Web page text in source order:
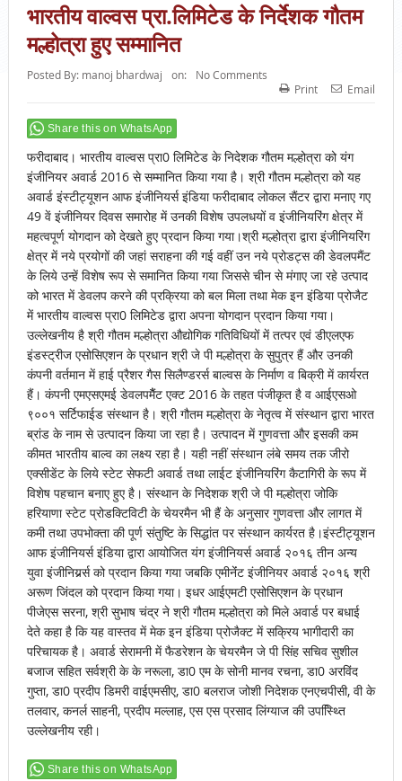
भारतीय वाल्वस प्रा.लिमिटेड के निर्देशक गौतम
मल्होत्रा हुए सम्मानित
Posted By: manoj bhardwaj on:
No Comments
Print
Email
Share this on WhatsApp
फरीदाबाद। भारतीय वाल्वस प्रा0 लिमिटेड के निदेशक गौतम मल्होत्रा को यंग
इंजीनियर अवार्ड 2016 से सम्मानित किया गया है। श्री गौतम मल्होत्रा को यह
अवार्ड इंस्टीट्यूशन आफ इंजीनियर्स इंडिया फरीदाबाद लोकल सैंटर द्वारा मनाए गए
49 वें इंजीनियर दिवस समारोह में उनकी विशेष उपलधयों व इंजीनियरिंग क्षेत्र में
महत्वपूर्ण योगदान को देखते हुए प्रदान किया गया।श्री मल्होत्रा द्वारा इंजीनियरिंग
क्षेत्र में नये प्रयोगों की जहां सराहना की गई वहीं उन नये प्रोडट्स की डेवलपमैंट
के लिये उन्हें विशेष रूप से समानित किया गया जिससे चीन से मंगाए जा रहे उत्पाद
को भारत में डेवलप करने की प्रक्रिया को बल मिला तथा मेक इन इंडिया प्रोजैट
में भारतीय वाल्वस प्रा0 लिमिटेड द्वारा अपना योगदान प्रदान किया गया।
उल्लेखनीय है श्री गौतम मल्होत्रा औद्योगिक गतिविधियों में तत्पर एवं डीएलएफ
इंडस्ट्रीज एसोसिएशन के प्रधान श्री जे पी मल्होत्रा के सुपुत्र हैं और उनकी
कंपनी वर्तमान में हाई प्रैशर गैस सिलैण्डरर्स बाल्वस के निर्माण व बिक्री में कार्यरत
हैं। कंपनी एमएसएमई डेवलपमैैंट एक्ट 2016 के तहत पंजीकृत है व आईएसओ
९००१ सर्टिफाईड संस्थान है। श्री गौतम मल्होत्रा के नेतृत्व में संस्थान द्वारा भारत
ब्रांड के नाम से उत्पादन किया जा रहा है। उत्पादन में गुणवत्ता और इसकी कम
कीमत भारतीय बाल्व का लक्ष्य रहा है। यही नहीं संस्थान लंबे समय तक जीरो
एक्सीडेंट के लिये स्टेट सेफटी अवार्ड तथा लाईट इंजीनियरिंग कैटागिरी के रूप में
विशेष पहचान बनाए हुए है। संस्थान के निदेशक श्री जे पी मल्होत्रा जोकि
हरियाणा स्टेट प्रोडक्टिविटी के चेयरमैन भी हैं के अनुसार गुणवत्ता और लागत में
कमी तथा उपभोक्ता की पूर्ण संतुष्टि के सिद्धांत पर संस्थान कार्यरत है।इंस्टीट्यूशन
आफ इंजीनियर्स इंडिया द्वारा आयोजित यंग इंजीनियर्स अवार्ड २०१६ तीन अन्य
युवा इंजीनियर्र्र्स को प्रदान किया गया जबकि एमीनेंंट इंजीनियर अवार्ड २०१६ श्री
अरूण जिंदल को प्रदान किया गया। इधर आईएमटी एसोसिएशन के प्रधान
पीजेएस सरना, श्री सुभाष चंद्र ने श्री गौतम मल्होत्रा को मिले अवार्ड पर बधाई
देते कहा है कि यह वास्तव में मेक इन इंडिया प्रोजैक्ट में सक्रिय भागीदारी का
परिचायक है। अवार्ड सेरामनी में फैडरेशन के चेयरमैन जे पी सिंह सचिव सुशील
बजाज सहित सर्वश्री के के नरूला, डा0 एम के सोनी मानव रचना, डा0 अरविंद
गुप्ता, डा0 प्रदीप डिमरी वाईएमसीए, डा0 बलराज जोशी निदेशक एनएचपीसी, वी के
तलवार, कनर्ल साहनी, प्रदीप मल्लाह, एस एस प्रसाद लिंग्याज की उपस्थ्तिि
उल्लेखनीय रही।
Share this on WhatsApp